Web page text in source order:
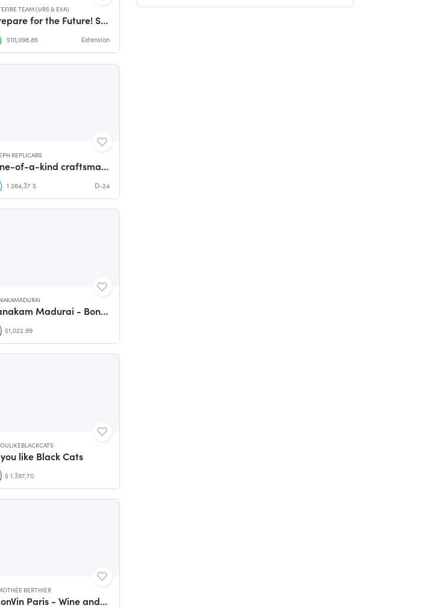
TEAM (URS & EVA)
Prepare for the Future! Solar Bread, Pasta and Pizza...
$10,098.85 Extension
REPLICARS
One-of-a-kind craftsmanship. Now's the chance to preserve it
1 264,37 $ D-24
Vanakam Madurai - Bonjour Madurai
$1,022.99
like Black Cats
$ 1.397,70
BERTHIER
MonVin Paris - Wine and Crafts 🍷👜